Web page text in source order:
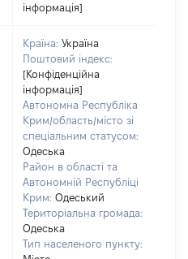
інформація]
Країна: Україна
Поштовий індекс:
[Конфіденційна
інформація]
Автономна Республіка
Крим/область/місто зі
спеціальним статусом:
Одеська
Район в області та
Автономній Республіці
Крим: Одеський
Територіальна громада:
Одеська
Тип населеного пункту: